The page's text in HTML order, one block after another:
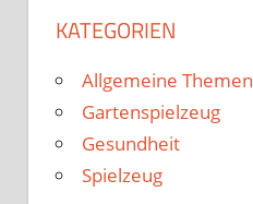
KATEGORIEN
Allgemeine Themen
Gartenspielzeug
Gesundheit
Spielzeug